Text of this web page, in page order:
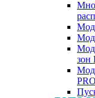
зон